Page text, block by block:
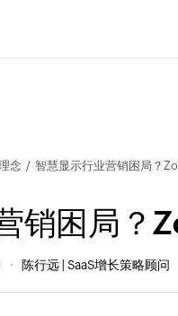
念 / 智慧显示行业营销困局？
销困局？
陈行远 | SaaS增长策略顾问